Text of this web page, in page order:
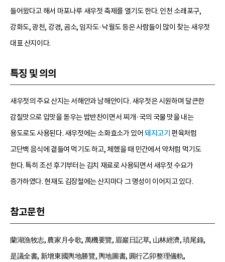
들어왔다고 해서 마포나루 새우젓 축제를 열기도 한다. 인천 소래포구,
강화도, 광천, 강경, 곰소, 임자도·낙월도 등은 사람들이 많이 찾는 새우젓
대표 산지이다.
특징 및 의의
새우젓의 주요 산지는 서해안과 남해안이다. 새우젓은 시원하며 달큰한
감칠맛으로 입맛을 돋우는 밥반찬이면서 찌개·국의 국물 맛을 내는
용도로도 사용된다. 새우젓에는 소화효소가 있어돼지고기 편육처럼
고단백 음식에 곁들여 먹기도 하고, 체했을 때 민간에서 약처럼 먹기도
한다. 특히 조선 후기부터는 김치 재료로 사용되면서 새우젓 수요가
증가하였다. 현재도 김장철에는 산지마다 그 명성이 이어지고 있다.
참고문헌
蘭湖漁牧志, 農家月令歌, 萬機要覽, 眉巖日記草, 山林經濟, 瑣尾錄,
是議全書, 新增東國輿地勝覽, 輿地圖書, 圓行乙卯整理儀軌,